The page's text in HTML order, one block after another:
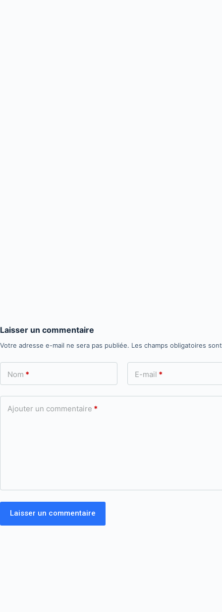
Laisser un commentaire
Votre adresse e-mail ne sera pas publiée. Les champs obligatoires
Nom * E-mail *
Ajouter un commentaire *
Laisser un commentaire